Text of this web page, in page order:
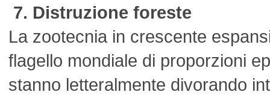
7. Distruzione foreste
La zootecnia in crescente
flagello mondiale di proporzioni
stanno letteralmente divorando